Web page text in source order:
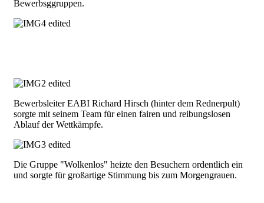
Bewerbsggruppen.
Bewerbsleiter EABI Richard Hirsch (hinter dem Rednerpult)
sorgte mit seinem Team für einen fairen und reibungslosen
Ablauf der Wettkämpfe.
Die Gruppe "Wolkenlos" heizte den Besuchern ordentlich ein
und sorgte für großartige Stimmung bis zum Morgengrauen.